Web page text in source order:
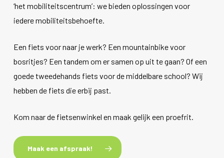
‘het mobiliteitscentrum’: we bieden oplossingen voor
iedere mobiliteitsbehoefte.
Een fiets voor naar je werk? Een mountainbike voor
bosritjes? Een tandem om er samen op uit te gaan? Of een
goede tweedehands fiets voor de middelbare school? Wij
hebben de fiets die erbij past.
Kom naar de fietsenwinkel en maak gelijk een proefrit.
Maak een afspraak!